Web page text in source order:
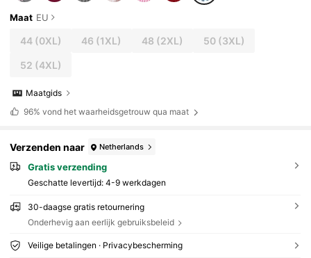
Maat EU
44(0XL) 46 (1XL) 48 (2XL) 50(3XL)
52 (4XL)
Maatgids
96% vond het waarheidsgetrouw qua maat
Verzenden naar Netherlands
Gratis verzending
Geschatte levertijd: 4-9 werkdagen
30-daagse gratis retournering
Onderhevig aan eerlijk gebruiksbeleid
Veilige betalingen · Privacybescherming